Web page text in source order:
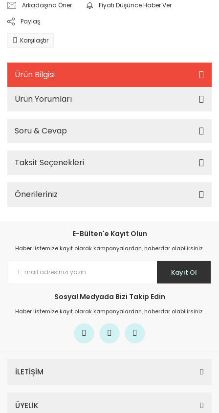
Arkadaşına Öner
Fiyatı Düşünce Haber Ver
Paylaş
Karşılaştır
Ürün Bilgisi
Ürün Yorumları
Soru & Cevap
Taksit Seçenekleri
Önerileriniz
E-Bülten'e Kayıt Olun
Haber listemize kayıt olarak kampanyalardan, haberdar olabilirsiniz.
Kayıt Ol
Sosyal Medyada Bizi Takip Edin
Haber listemize kayıt olarak kampanyalardan, haberdar olabilirsiniz.
İLETİŞİM
ÜYELİK